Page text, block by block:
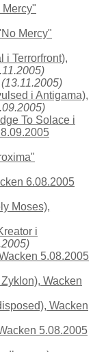
Mercy"
i Terrorfront),
(13.11.2005)
i Antigama),
To Solace i
6.08.2005
Moses),
i
5.08.2005
Wacken
Wacken
5.08.2005